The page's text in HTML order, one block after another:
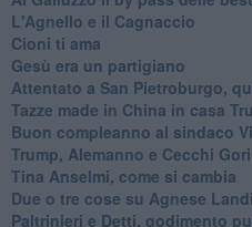
L'Agnello e il Cagnaccio
Cioni ti ama
​Gesù era un partigiano
Attentato a San Pietroburgo,
Tazze made in China in casa
Buon compleanno al sindaco
Trump, Alemanno e Cecchi Gori
Tina Anselmi, come si cambia
Due o tre cose su Agnese
Paltrinieri e Detti, godimento